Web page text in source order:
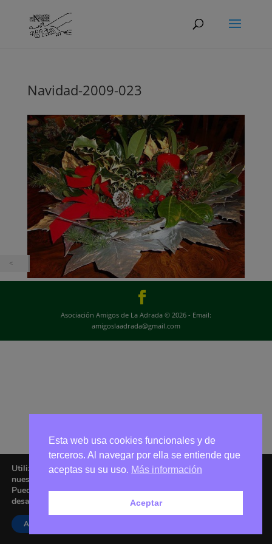
Navidad-2009-023
Asociación Amigos de La Adrada © 2026 - Email:
amigoslaadrada@gmail.com
Utilizamos cookies para ofrecerte la mejor experiencia en
nuestra web.
Puedes aprender más sobre qué cookies utilizamos o
desactivarlas en los
Aceptar
Esta web usa cookies funcionales y de
terceros. Al navegar por ella se entiende que
aceptas su su uso. Más información
Aceptar